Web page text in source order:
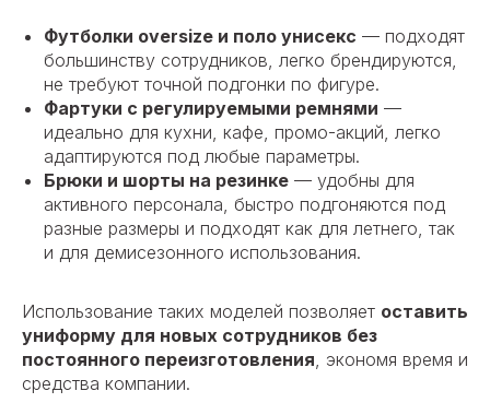
Футболки oversize и поло унисекс — подходят
большинству сотрудников, легко брендируются,
не требуют точной подгонки по фигуре.
Фартуки с регулируемыми ремнями —
идеально для кухни, кафе, промо-акций, легко
адаптируются под любые параметры.
Брюки и шорты на резинке — удобны для
активного персонала, быстро подгоняются под
разные размеры и подходят как для летнего, так
и для демисезонного использования.
Использование таких моделей позволяет оставить
униформу для новых сотрудников без
постоянного переизготовления, экономя время и
средства компании.